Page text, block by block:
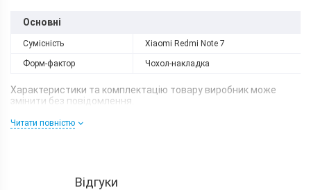
Основні
Сумісність Xiaomi Redmi Note 7
Форм-фактор Чохол-накладка
Характеристики та комплектацію товару виробник може
змінити без повідомлення.
Читати повністю
Відгуки